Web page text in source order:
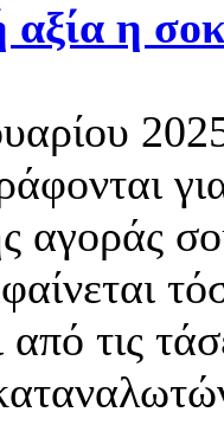
η
αγοράς
από τις